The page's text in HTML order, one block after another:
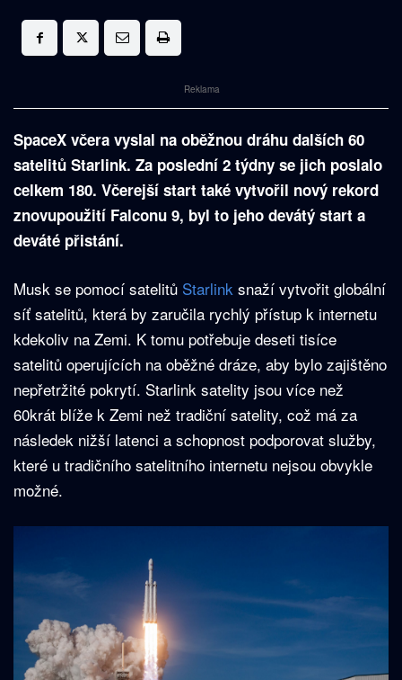
Reklama
SpaceX včera vyslal na oběžnou dráhu dalších 60
satelitů Starlink. Za poslední 2 týdny se jich poslalo
celkem 180. Včerejší start také vytvořil nový rekord
znovupoužití Falconu 9, byl to jeho devátý start a
deváté přistání.
Musk se pomocí satelitů Starlink snaží vytvořit globální
síť satelitů, která by zaručila rychlý přístup k internetu
kdekoliv na Zemi. K tomu potřebuje deseti tisíce
satelitů operujících na oběžné dráze, aby bylo zajištěno
nepřetržité pokrytí. Starlink satelity jsou více než
60krát blíže k Zemi než tradiční satelity, což má za
následek nižší latenci a schopnost podporovat služby,
které u tradičního satelitního internetu nejsou obvykle
možné.